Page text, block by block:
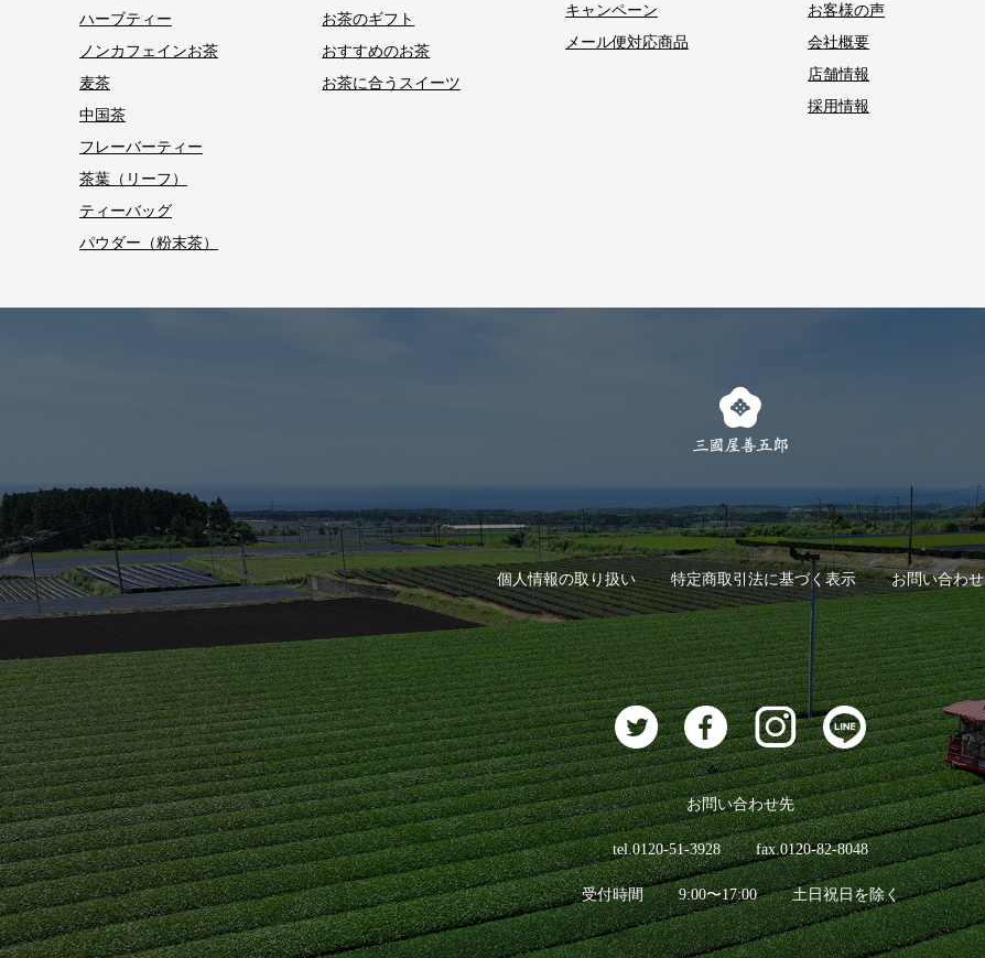
ハーブティー
ノンカフェインお茶
麦茶
中国茶
フレーバーティー
茶葉（リーフ）
ティーバッグ
パウダー（粉末茶）
お茶のギフト
おすすめのお茶
お茶に合うスイーツ
キャンペーン
メール便対応商品
お客様の声
会社概要
店舗情報
採用情報
個人情報の取り扱い 特定商取引法に基づく表示 お問い合わせ
お問い合わせ先
tel.0120-51-3928 fax.0120-82-8048
受付時間 9:00〜17:00 土日祝日を除く